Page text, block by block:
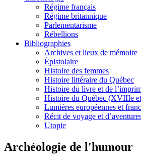
Régime français
Régime britannique
Parlementarisme
Rébellions
Bibliographies
Archives et lieux de mémoire
Épistolaire
Histoire des femmes
Histoire littéraire du Québec
Histoire du livre et de
Histoire du Québec (XVIIIe
Lumières européennes et
Récit de voyage et
Utopie
Archéologie de l'humour